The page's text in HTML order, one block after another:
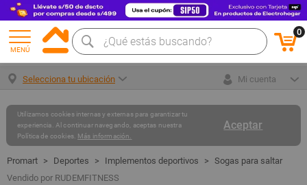
MENÚ
0
Selecciona tu ubicación Mi cuenta
Aceptar
Utilizamos cookies internas y externas para garantizar tu
experiencia. Al continuar navegando, aceptas nuestra
Política de cookies. Más información.
Deportes Implementos deportivos
Sogas para saltar
Vendido por RUDEMFITNESS